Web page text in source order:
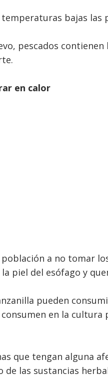
temperaturas bajas
pescados
en calor
a no tomar
piel del esófago y
pueden
en la
que tengan alguna
las sustancias